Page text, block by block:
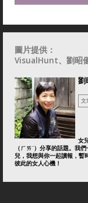
圖片提供：
VisualHunt、劉昭
劉
文
女
（ㄏㄞˊ）分享的話題。我
兒，我想與你一起讀報，暫
彼此的女人心機！